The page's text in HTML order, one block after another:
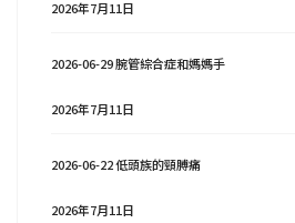
2026年7月11日
2026-06-29 腕管綜合症和媽媽手
2026年7月11日
2026-06-22 低頭族的頸膊痛
2026年7月11日